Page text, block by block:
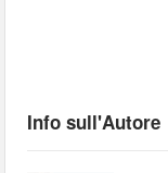
Info sull'Autore